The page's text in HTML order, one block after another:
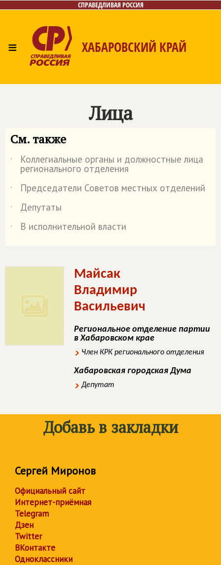
СПРАВЕДЛИВАЯ РОССИЯ
≡ ХАБАРОВСКИЙ КРАЙ
Контакты
Лица
См. также
˙ Коллегиальные органы и должностные лица
регионального отделения
˙
Председатели Советов местных отделений
˙
Депутаты
˙
В исполнительной власти
Майсак
Владимир
Васильевич
Региональное отделение партии
в Хабаровском крае
Член КРК регионального отделения
Хабаровская городская Дума
Депутат
Добавь в закладки
Сергей Миронов
Официальный сайт
Интернет-приёмная
Telegram
Дзен
Twitter
ВКонтакте
Одноклассники